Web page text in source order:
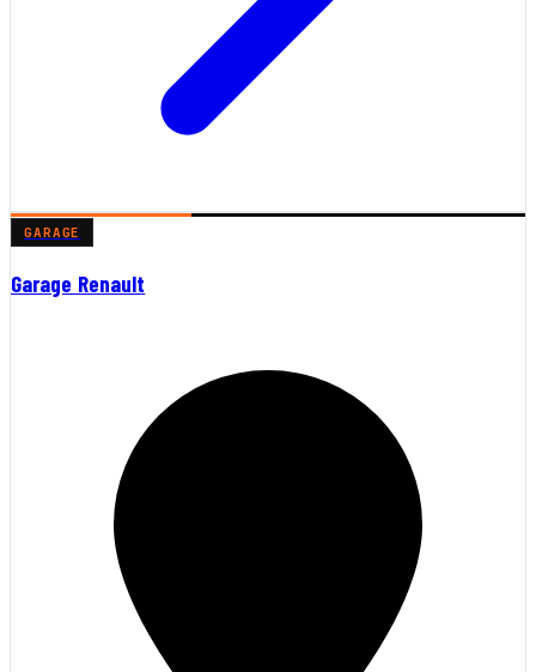
GARAGE
Garage Renault